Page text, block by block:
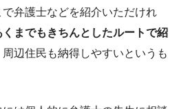
弁護士などを紹介いただけれ
くまでもきちんとしたルートで紹
辺住民も納得しやすいというも